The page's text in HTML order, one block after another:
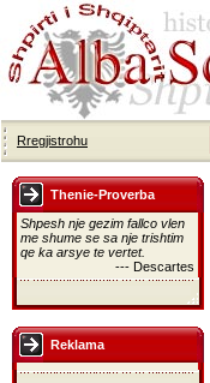
Rregjistrohu
Thenie-Proverba
Shpesh nje gezim fallco vlen
me shume se sa nje trishtim
qe ka arsye te vertet.
--- Descartes
Reklama